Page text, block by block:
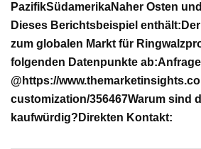
PazifikSüdamerikaNaher Osten
Dieses Berichtsbeispiel enthält:
zum globalen Markt für
folgenden Datenpunkte ab:
@ https://
customization/356467Warum sind
kaufwürdig? Direkten Kontakt: